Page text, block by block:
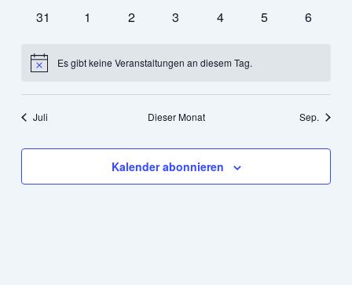
0
31
0
1
0
2
0
3
0
4
0
5
0
6
HinweisEs gibt keine Veranstaltungen an diesem Tag.
Juli Dieser Monat Sep.
Kalender abonnieren